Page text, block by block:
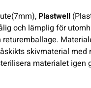
Plastwell
och lämplig för
skivmaterial
materialet